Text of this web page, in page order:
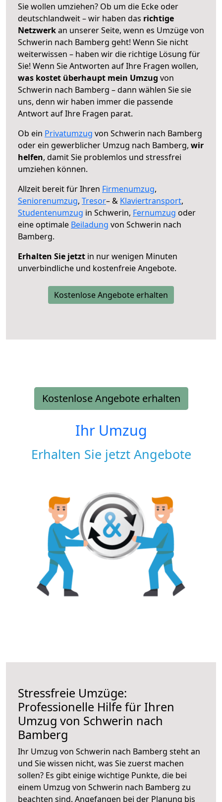
Sie wollen umziehen? Ob um die Ecke oder
deutschlandweit – wir haben das richtige
Netzwerkan unserer Seite, wenn es Umzüge von
Schwerin nach Bamberg geht! Wenn Sie nicht
weiterwissen – haben wir die richtige Lösung für
Sie! Wenn Sie Antworten auf Ihre Fragen wollen,
was kostet überhaupt mein Umzug von
Schwerin nach Bamberg – dann wählen Sie sie
uns, denn wir haben immer die passende
Antwort auf Ihre Fragen parat.
Ob ein Privatumzug von Schwerin nach Bamberg
oder ein gewerblicher Umzug nach Bamberg, wir
helfen, damit Sie problemlos und stressfrei
umziehen können.
Allzeit bereit für Ihren Firmenumzug,
Seniorenumzug, Tresor– & Klaviertransport,
Studentenumzug in Schwerin, Fernumzug oder
eine optimale Beiladung von Schwerin nach
Bamberg.
Erhalten Sie jetzt in nur wenigen Minuten
unverbindliche und kostenfreie Angebote.
Kostenlose Angebote erhalten
Kostenlose Angebote erhalten
Ihr Umzug
Erhalten Sie jetzt Angebote
Stressfreie Umzüge:
Professionelle Hilfe für Ihren
Umzug von Schwerin nach
Bamberg
Ihr Umzug von Schwerin nach Bamberg steht an
und Sie wissen nicht, was Sie zuerst machen
sollen? Es gibt einige wichtige Punkte, die bei
einem Umzug von Schwerin nach Bamberg zu
beachten sind. Angefangen bei der Planung bis